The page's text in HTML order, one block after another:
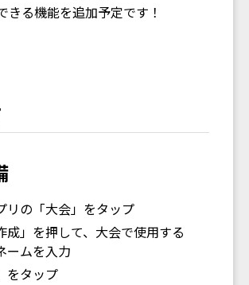
きる機能を追加予定です！
リの「大会」をタップ
成」を押して、大会で使用する
ームを入力
をタップ